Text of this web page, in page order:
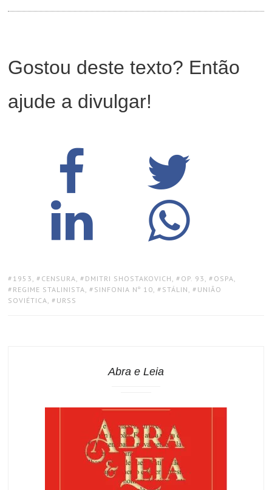
Gostou deste texto? Então
ajude a divulgar!
TAGS:
1953 , CENSURA, DMITRI SHOSTAKOVICH , OP. 93 , OSPA,
REGIME STALINISTA, SINFONIA Nº 10, STÁLIN , UNIÃO
SOVIÉTICA, URSS
Abra e Leia